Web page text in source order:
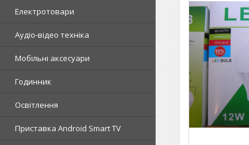
Електротовари
Аудіо-відео техніка
Мобільні аксесуари
Годинник
Освітлення
Приставка Android Smart TV